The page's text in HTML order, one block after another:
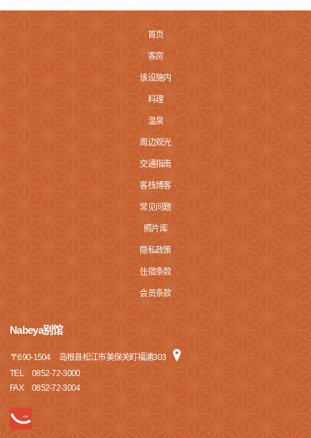
首页
客房
该设施内
料理
温泉
周边观光
交通指南
客栈博客
常见问题
照片库
隐私政策
住宿条款
会员条款
Nabeya别馆
〒690-1504
岛根县松江市美保关町福浦303
TEL
0852-72-3000
FAX
0852-72-3004